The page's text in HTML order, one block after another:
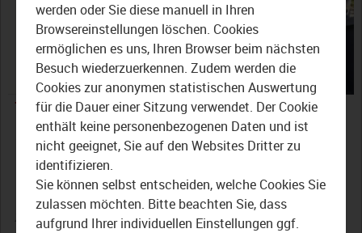
Video
TVO-Sommergespräche
2016: Günther Denzler,
Bezirkstagspräsident
26. August 2016
werden oder Sie diese manuell in Ihren
Browsereinstellungen löschen. Cookies
ermöglichen es uns, Ihren Browser beim nächsten
Besuch wiederzuerkennen. Zudem werden die
Cookies zur anonymen statistischen Auswertung
für die Dauer einer Sitzung verwendet. Der Cookie
enthält keine personenbezogenen Daten und ist
nicht geeignet, Sie auf den Websites Dritter zu
identifizieren.
Sie können selbst entscheiden, welche Cookies Sie
zulassen möchten. Bitte beachten Sie, dass
aufgrund Ihrer individuellen Einstellungen ggf.